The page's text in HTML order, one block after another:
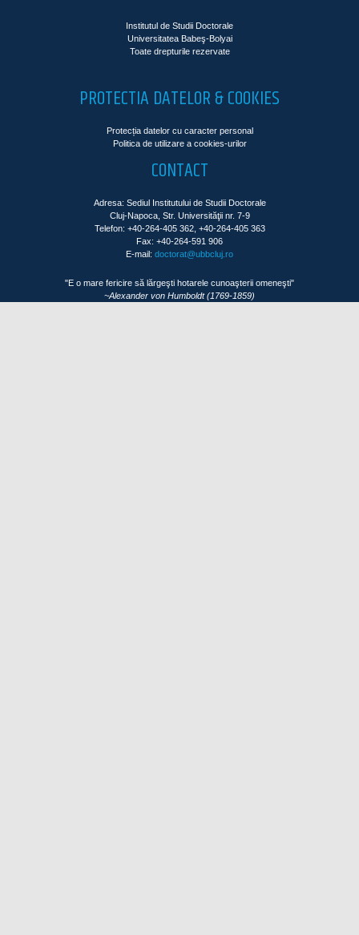
Institutul de Studii Doctorale
Universitatea Babeş-Bolyai
Toate drepturile rezervate
PROTECTIA DATELOR & COOKIES
Protecția datelor cu caracter personal
Politica de utilizare a cookies-urilor
CONTACT
Adresa: Sediul Institutului de Studii Doctorale
Cluj-Napoca, Str. Universităţii nr. 7-9
Telefon: +40-264-405 362, +40-264-405 363
Fax: +40-264-591 906
E-mail: doctorat@ubbcluj.ro
"E o mare fericire să lărgeşti hotarele cunoaşterii omeneşti"
~Alexander von Humboldt (1769-1859)